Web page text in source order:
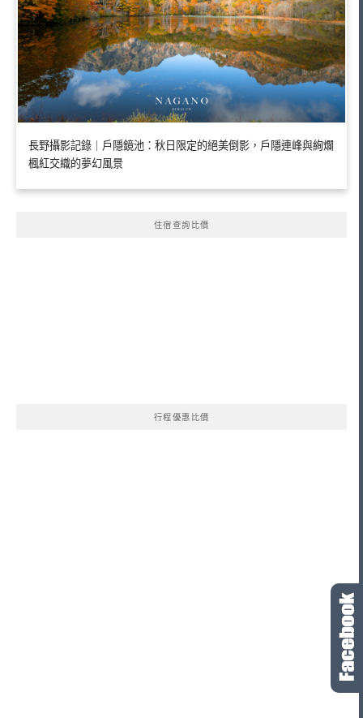
長野攝影記錄｜戶隱鏡池：秋日限定的絕美倒影，戶隱連峰與絢爛
楓紅交織的夢幻風景
住宿查詢比價
行程優惠比價